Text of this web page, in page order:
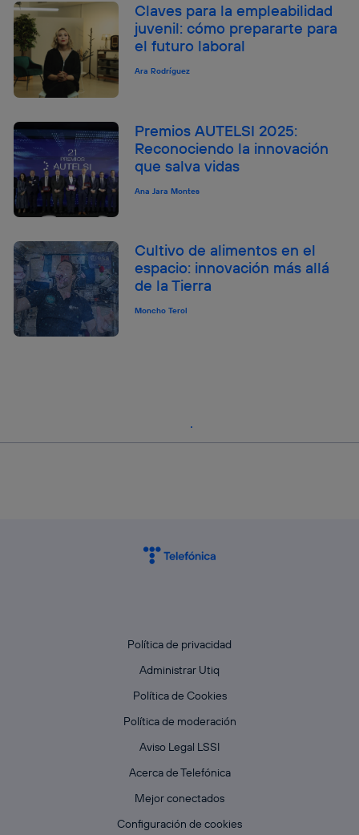
Claves para la empleabilidad
juvenil: cómo prepararte para
el futuro laboral
Ara Rodríguez
Premios AUTELSI 2025:
Reconociendo la innovación
que salva vidas
Ana Jara Montes
Cultivo de alimentos en el
espacio: innovación más allá
de la Tierra
Moncho Terol
Política de privacidad
Administrar Utiq
Política de Cookies
Política de moderación
Aviso Legal LSSI
Acerca de Telefónica
Mejor conectados
Configuración de cookies